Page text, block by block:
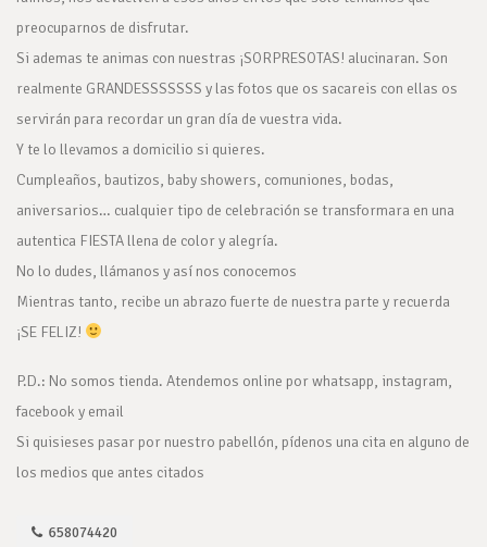
preocuparnos de disfrutar.
Si ademas te animas con nuestras ¡SORPRESOTAS! alucinaran. Son
realmente GRANDESSSSSSS y las fotos que os sacareis con ellas os
servirán para recordar un gran día de vuestra vida.
Y te lo llevamos a domicilio si quieres.
Cumpleaños, bautizos, baby showers, comuniones, bodas,
aniversarios… cualquier tipo de celebración se transformara en una
autentica FIESTA llena de color y alegría.
No lo dudes, llámanos y así nos conocemos
Mientras tanto, recibe un abrazo fuerte de nuestra parte y recuerda
¡SE FELIZ!
P.D.: No somos tienda. Atendemos online por whatsapp, instagram,
facebook y email
Si quisieses pasar por nuestro pabellón, pídenos una cita en alguno de
los medios que antes citados
658074420